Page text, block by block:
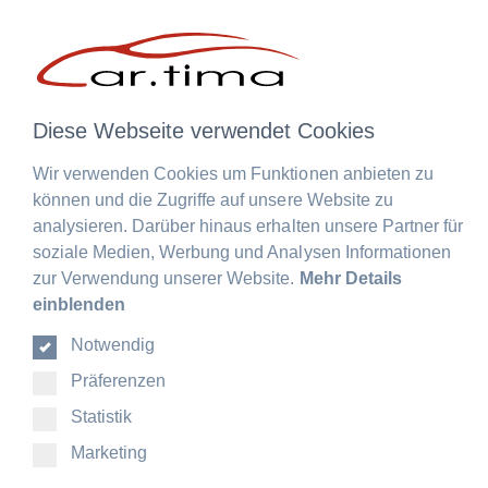
Diese Webseite verwendet Cookies
Wir verwenden Cookies um Funktionen anbieten zu
können und die Zugriffe auf unsere Website zu
analysieren. Darüber hinaus erhalten unsere Partner für
soziale Medien, Werbung und Analysen Informationen
zur Verwendung unserer Website. Mehr Details
einblenden
Notwendig
Präferenzen
Statistik
Marketing
Menü schließen
Mein car.tima
ÜbersichtPersönliches ProfilAdressenZahlungsarten
Deutsch
DE
EN
EN
FR